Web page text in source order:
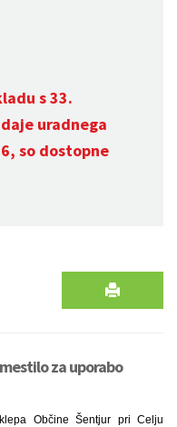
s 33.
uradnega
so dostopne
za uporabo
Občine Šentjur pri Celju